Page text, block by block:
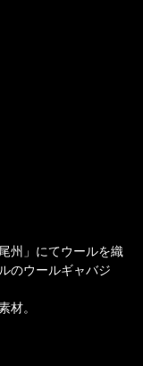
州」にてウールを織
のウールギャバジ
材。